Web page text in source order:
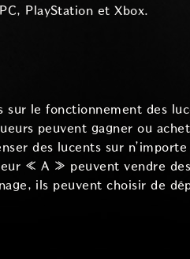
PlayStation et Xbox.
sur le fonctionnement des
peuvent gagner ou
des lucents sur
« A » peuvent vendre
ils peuvent choisir de